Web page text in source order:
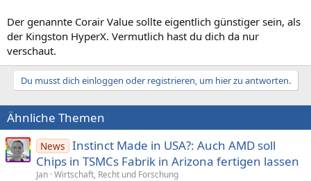
Der genannte Corair Value sollte eigentlich günstiger sein, als
der Kingston HyperX. Vermutlich hast du dich da nur
verschaut.
Du musst dich einloggen oder registrieren, um hier zu antworten.
Ähnliche Themen
News Instinct Made in USA?: Auch AMD soll
Chips in TSMCs Fabrik in Arizona fertigen lassen
Jan Wirtschaft, Recht und Forschung